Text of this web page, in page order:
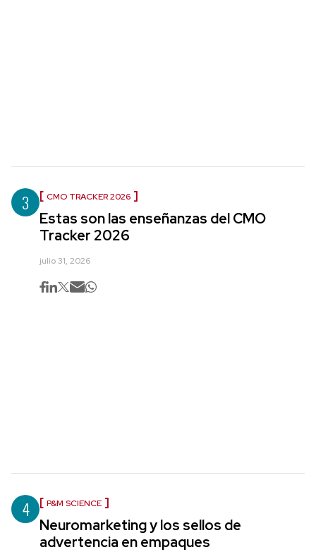
3 CMO TRACKER 2026
Estas son las enseñanzas del CMO
Tracker 2026
julio 31, 2026
4 P&M SCIENCE
Neuromarketing y los sellos de
advertencia en empaques